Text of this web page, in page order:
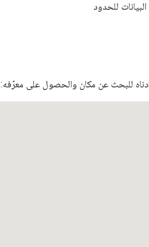
للحدود
للبحث عن مكان والحصول على معرّفه: